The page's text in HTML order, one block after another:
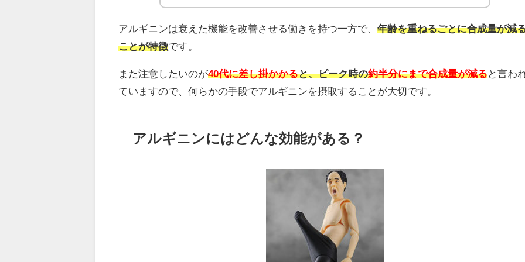
アルギニンは衰えた機能を改善させる働きを持つ一方で、年齢を重ねるごとに合成量が減
ことが特徴です。
また注意したいのが40代に差し掛かかると、ピーク時の約半分にまで合成量が減ると言わ
ていますので、何らかの手段でアルギニンを摂取することが大切です。
アルギニンにはどんな効能がある？